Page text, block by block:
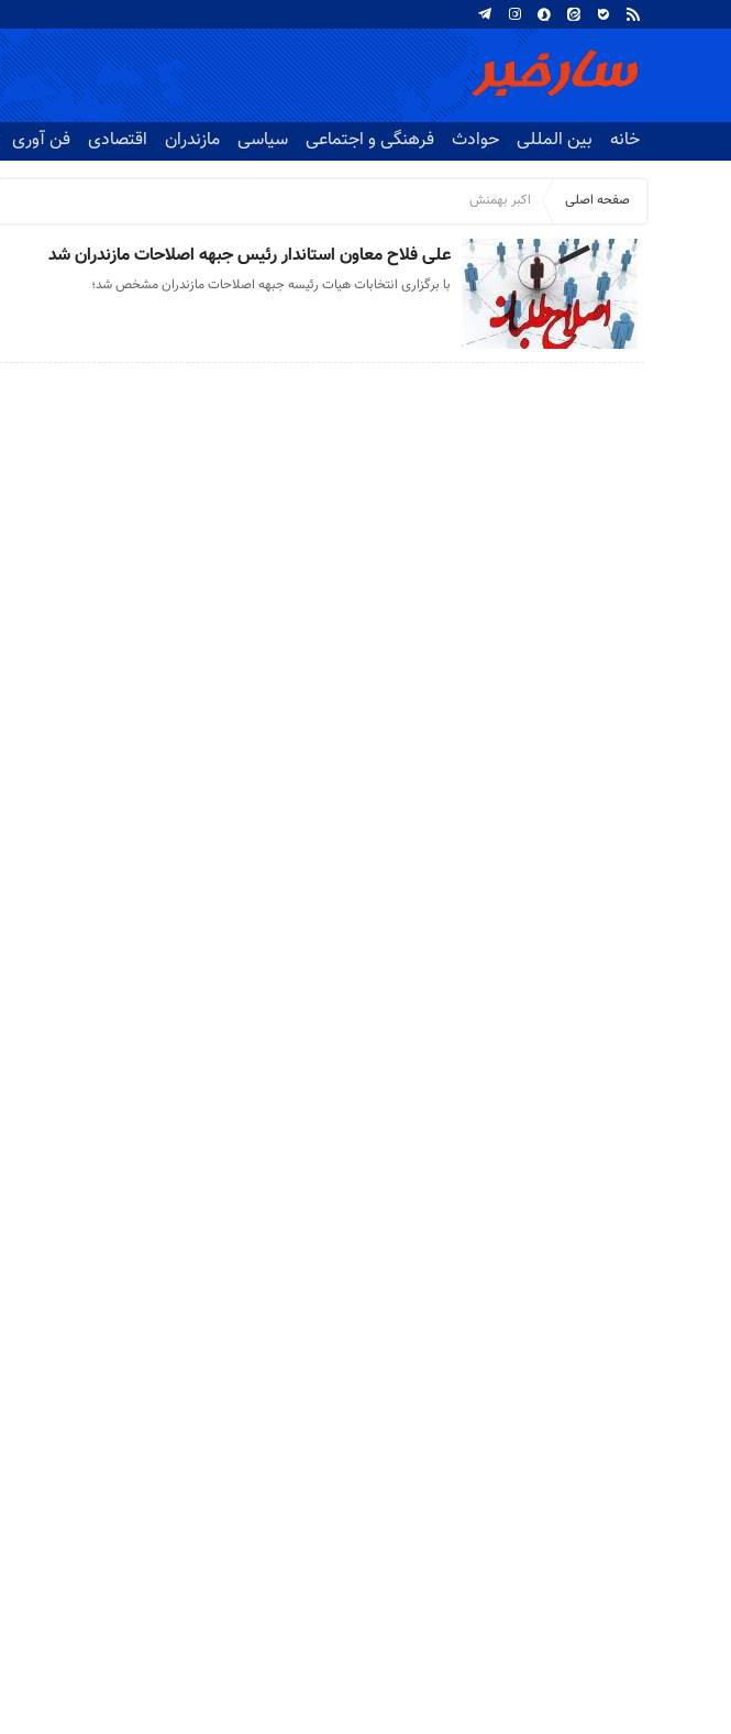
خانه بین المللی حوادث فرهنگی و اجتماعی سیاسی مازندران اقتصادی فن آوری
صفحه اصلی اکبر بهمنش
علی فلاح معاون استاندار رئیس جبهه اصلاحات مازندران شد
با برگزاری انتخابات هیات رئیسه جبهه اصلاحات مازندران مشخص شد؛